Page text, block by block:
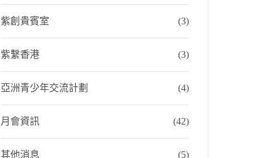
紫創貴賓室 (3)
紫繫香港 (3)
亞洲青少年交流計劃 (4)
月會資訊 (42)
其他消息 (5)